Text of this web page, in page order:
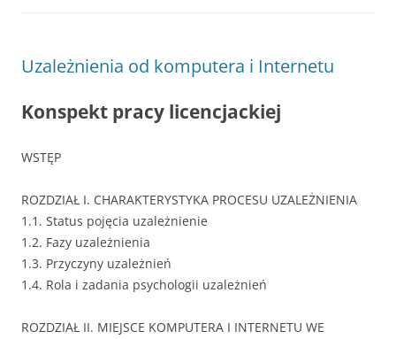
Uzależnienia od komputera i Internetu
Konspekt pracy licencjackiej
WSTĘP
ROZDZIAŁ I. CHARAKTERYSTYKA PROCESU UZALEŻNIENIA
1.1. Status pojęcia uzależnienie
1.2. Fazy uzależnienia
1.3. Przyczyny uzależnień
1.4. Rola i zadania psychologii uzależnień
ROZDZIAŁ II. MIEJSCE KOMPUTERA I INTERNETU WE